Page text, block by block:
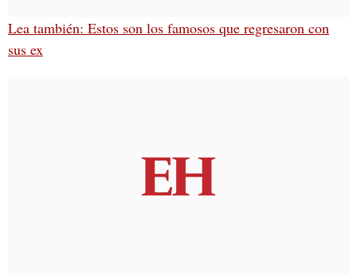
Lea también: Estos son los famosos que regresaron con
sus ex